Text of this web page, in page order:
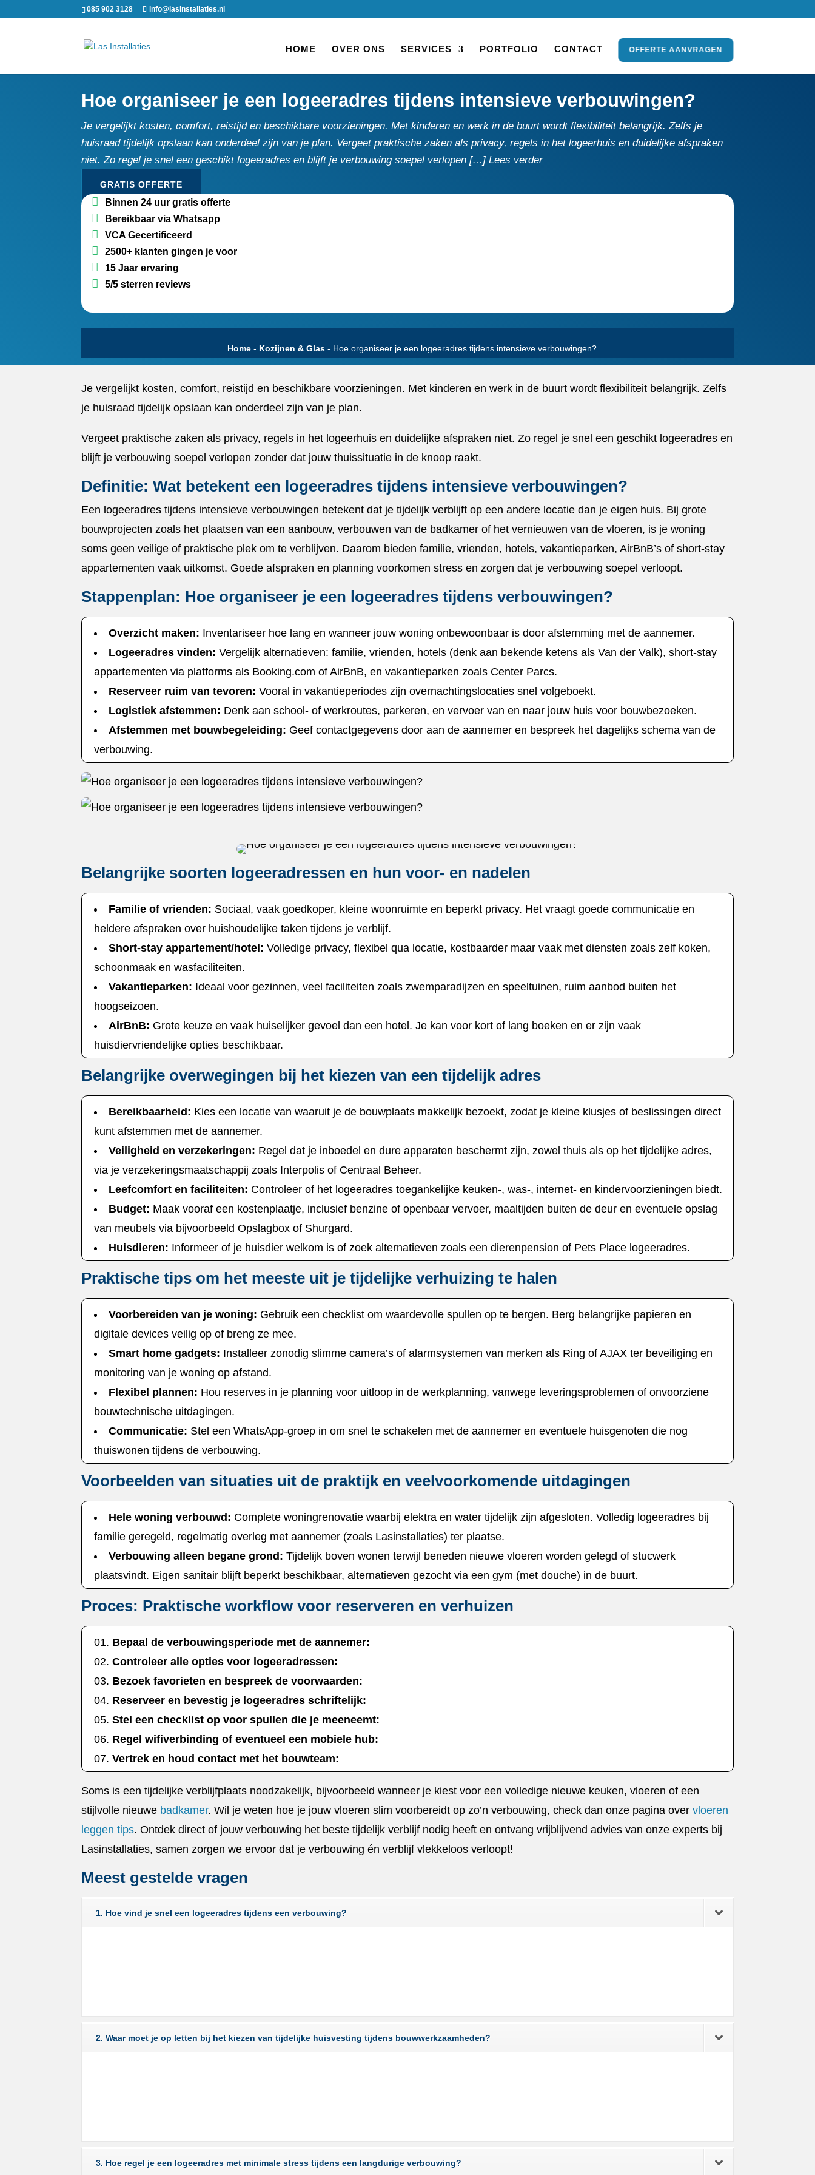
085 902 3128 info@lasinstallaties.nl
HOME OVER ONS SERVICES PORTFOLIO CONTACT OFFERTE AANVRAGEN
Hoe organiseer je een logeeradres tijdens intensieve verbouwingen?
Je vergelijkt kosten, comfort, reistijd en beschikbare voorzieningen.​ Met kinderen en werk in de buurt wordt flexibiliteit belangrijk.​ Zelfs je
huisraad tijdelijk opslaan kan onderdeel zijn van je plan.​ Vergeet praktische zaken als privacy, regels in het logeerhuis en duidelijke afspraken
niet.​ Zo regel je snel een geschikt logeeradres en blijft je verbouwing soepel verlopen […] Lees verder
GRATIS OFFERTE
Binnen 24 uur gratis offerte
Bereikbaar via Whatsapp
VCA Gecertificeerd
2500+ klanten gingen je voor
15 Jaar ervaring
5/5 sterren reviews
Home- Kozijnen & Glas- Hoe organiseer je een logeeradres tijdens intensieve verbouwingen?
Je vergelijkt kosten, comfort, reistijd en beschikbare voorzieningen.​ Met kinderen en werk in de buurt wordt flexibiliteit belangrijk.​ Zelfs
je huisraad tijdelijk opslaan kan onderdeel zijn van je plan.​
Vergeet praktische zaken als privacy, regels in het logeerhuis en duidelijke afspraken niet.​ Zo regel je snel een geschikt logeeradres en
blijft je verbouwing soepel verlopen zonder dat jouw thuissituatie in de knoop raakt.​
Definitie: Wat betekent een logeeradres tijdens intensieve verbouwingen?
Een logeeradres tijdens intensieve verbouwingen betekent dat je tijdelijk verblijft op een andere locatie dan je eigen huis.​ Bij grote
bouwprojecten zoals het plaatsen van een aanbouw, verbouwen van de badkamer of het vernieuwen van de vloeren, is je woning
soms geen veilige of praktische plek om te verblijven.​ Daarom bieden familie, vrienden, hotels, vakantieparken, AirBnB’s of short-stay
appartementen vaak uitkomst.​ Goede afspraken en planning voorkomen stress en zorgen dat je verbouwing soepel verloopt.​
Stappenplan: Hoe organiseer je een logeeradres tijdens verbouwingen?
Overzicht maken: Inventariseer hoe lang en wanneer jouw woning onbewoonbaar is door afstemming met de aannemer.​
Logeeradres vinden: Vergelijk alternatieven: familie, vrienden, hotels (denk aan bekende ketens als Van der Valk), short-stay
appartementen via platforms als Booking.​com of AirBnB, en vakantieparken zoals Center Parcs.​
Reserveer ruim van tevoren: Vooral in vakantieperiodes zijn overnachtingslocaties snel volgeboekt.​
Logistiek afstemmen: Denk aan school- of werkroutes, parkeren, en vervoer van en naar jouw huis voor bouwbezoeken.​
Afstemmen met bouwbegeleiding: Geef contactgegevens door aan de aannemer en bespreek het dagelijks schema van de
verbouwing.​
Belangrijke soorten logeeradressen en hun voor- en nadelen
Familie of vrienden: Sociaal, vaak goedkoper, kleine woonruimte en beperkt privacy.​ Het vraagt goede communicatie en
heldere afspraken over huishoudelijke taken tijdens je verblijf.​
Short-stay appartement/hotel: Volledige privacy, flexibel qua locatie, kostbaarder maar vaak met diensten zoals zelf koken,
schoonmaak en wasfaciliteiten.​
Vakantieparken: Ideaal voor gezinnen, veel faciliteiten zoals zwemparadijzen en speeltuinen, ruim aanbod buiten het
hoogseizoen.​
AirBnB: Grote keuze en vaak huiselijker gevoel dan een hotel.​ Je kan voor kort of lang boeken en er zijn vaak
huisdiervriendelijke opties beschikbaar.​
Belangrijke overwegingen bij het kiezen van een tijdelijk adres
Bereikbaarheid: Kies een locatie van waaruit je de bouwplaats makkelijk bezoekt, zodat je kleine klusjes of beslissingen direct
kunt afstemmen met de aannemer.​
Veiligheid en verzekeringen: Regel dat je inboedel en dure apparaten beschermt zijn, zowel thuis als op het tijdelijke adres,
via je verzekeringsmaatschappij zoals Interpolis of Centraal Beheer.​
Leefcomfort en faciliteiten: Controleer of het logeeradres toegankelijke keuken-, was-, internet- en kindervoorzieningen biedt.​
Budget: Maak vooraf een kostenplaatje, inclusief benzine of openbaar vervoer, maaltijden buiten de deur en eventuele opslag
van meubels via bijvoorbeeld Opslagbox of Shurgard.​
Huisdieren: Informeer of je huisdier welkom is of zoek alternatieven zoals een dierenpension of Pets Place logeeradres.​
Praktische tips om het meeste uit je tijdelijke verhuizing te halen
Voorbereiden van je woning: Gebruik een checklist om waardevolle spullen op te bergen.​ Berg belangrijke papieren en
digitale devices veilig op of breng ze mee.​
Smart home gadgets: Installeer zonodig slimme camera’s of alarmsystemen van merken als Ring of AJAX ter beveiliging en
monitoring van je woning op afstand.​
Flexibel plannen: Hou reserves in je planning voor uitloop in de werkplanning, vanwege leveringsproblemen of onvoorziene
bouwtechnische uitdagingen.​
Communicatie: Stel een WhatsApp-groep in om snel te schakelen met de aannemer en eventuele huisgenoten die nog
thuiswonen tijdens de verbouwing.​
Voorbeelden van situaties uit de praktijk en veelvoorkomende uitdagingen
Hele woning verbouwd: Complete woningrenovatie waarbij elektra en water tijdelijk zijn afgesloten.​ Volledig logeeradres bij
familie geregeld, regelmatig overleg met aannemer (zoals Lasinstallaties) ter plaatse.​
Verbouwing alleen begane grond: Tijdelijk boven wonen terwijl beneden nieuwe vloeren worden gelegd of stucwerk
plaatsvindt.​ Eigen sanitair blijft beperkt beschikbaar, alternatieven gezocht via een gym (met douche) in de buurt.​
Proces: Praktische workflow voor reserveren en verhuizen
Bepaal de verbouwingsperiode met de aannemer:
Controleer alle opties voor logeeradressen:
Bezoek favorieten en bespreek de voorwaarden:
Reserveer en bevestig je logeeradres schriftelijk:
Stel een checklist op voor spullen die je meeneemt:
Regel wifiverbinding of eventueel een mobiele hub:
Vertrek en houd contact met het bouwteam:
Soms is een tijdelijke verblijfplaats noodzakelijk, bijvoorbeeld wanneer je kiest voor een volledige nieuwe keuken, vloeren of een
stijlvolle nieuwe badkamer.​ Wil je weten hoe je jouw vloeren slim voorbereidt op zo’n verbouwing, check dan onze pagina overvloeren
leggen tips.​ Ontdek direct of jouw verbouwing het beste tijdelijk verblijf nodig heeft en ontvang vrijblijvend advies van onze experts bij
Lasinstallaties, samen zorgen we ervoor dat je verbouwing én verblijf vlekkeloos verloopt!
Meest gestelde vragen
1. Hoe vind je snel een logeeradres tijdens een verbouwing?
2. Waar moet je op letten bij het kiezen van tijdelijke huisvesting tijdens bouwwerkzaamheden?
3. Hoe regel je een logeeradres met minimale stress tijdens een langdurige verbouwing?